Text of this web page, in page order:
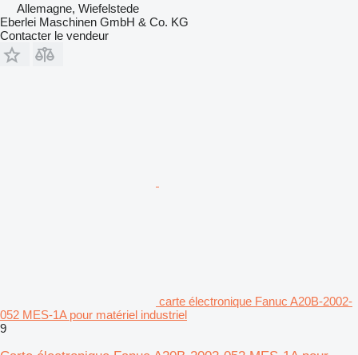
Allemagne, Wiefelstede
Eberlei Maschinen GmbH & Co. KG
Contacter le vendeur
carte électronique Fanuc A20B-2002-
052 MES-1A pour matériel industriel
9